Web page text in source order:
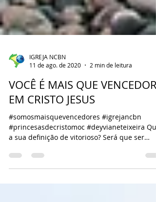
IGREJA NCBN
11 de ago. de 2020
2 min de leitura
VOCÊ É MAIS QUE VENCEDOR
EM CRISTO JESUS
#somosmaisquevencedores #igrejancbn
a sua definição de vitorioso? Será que ser
vitorioso é...